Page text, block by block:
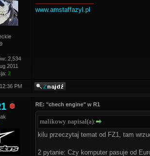
2,534
2011
2
www.amstaffazyl.pl
PM
RE: "chech engine" w R1
malikowy napisał(a):
kilu przeczytaj temat od FZ1, tam
2 pytanie: Czy komputer pasuje od